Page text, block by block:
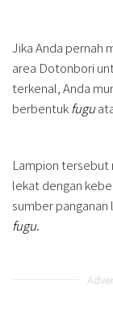
Jika Anda pernah
area Dotonbori
terkenal, Anda
berbentukfugu
Lampion tersebut
lekat dengan
sumber
fugu.